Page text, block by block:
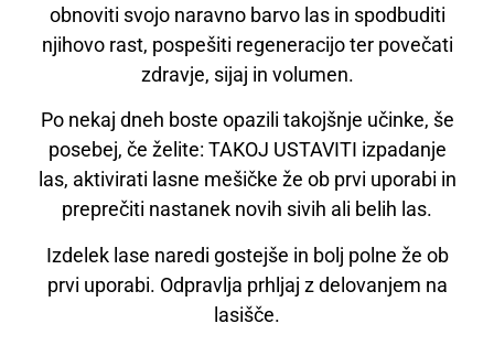
obnoviti svojo naravno barvo las in spodbuditi
njihovo rast, pospešiti regeneracijo ter povečati
zdravje, sijaj in volumen.
Po nekaj dneh boste opazili takojšnje učinke, še
posebej, če želite: TAKOJ USTAVITI izpadanje
las, aktivirati lasne mešičke že ob prvi uporabi in
preprečiti nastanek novih sivih ali belih las.
Izdelek lase naredi gostejše in bolj polne že ob
prvi uporabi. Odpravlja prhljaj z delovanjem na
lasišče.